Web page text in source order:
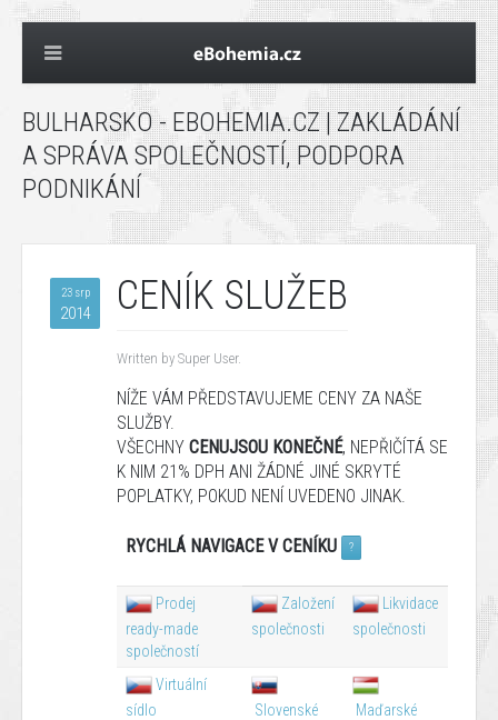
BULHARSKO - EBOHEMIA.CZ | ZAKLÁDÁNÍ
A SPRÁVA SPOLEČNOSTÍ, PODPORA
PODNIKÁNÍ
23 srp
2014 CENÍK SLUŽEB
Written by Super User.
NÍŽE VÁM PŘEDSTAVUJEME CENY ZA NAŠE
SLUŽBY.
VŠECHNY CENUJSOU KONEČNÉ, NEPŘIČÍTÁ SE
K NIM 21% DPH ANI ŽÁDNÉ JINÉ SKRYTÉ
POPLATKY, POKUD NENÍ UVEDENO JINAK.
RYCHLÁ NAVIGACE V CENÍKU ?
Prodej
ready-made
společností
Založení
společnosti
Likvidace
společnosti
Virtuální
sídlo
Slovenské
Maďarské